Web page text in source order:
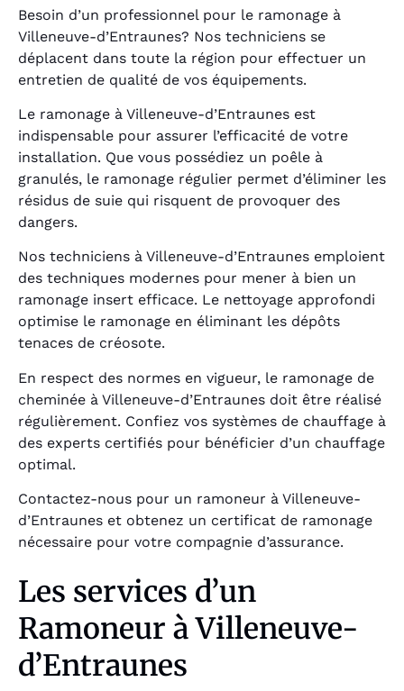
Besoin d’un professionnel pour le ramonage à
Villeneuve-d’Entraunes? Nos techniciens se
déplacent dans toute la région pour effectuer un
entretien de qualité de vos équipements.
Le ramonage à Villeneuve-d’Entraunes est
indispensable pour assurer l’efficacité de votre
installation. Que vous possédiez un poêle à
granulés, le ramonage régulier permet d’éliminer les
résidus de suie qui risquent de provoquer des
dangers.
Nos techniciens à Villeneuve-d’Entraunes emploient
des techniques modernes pour mener à bien un
ramonage insert efficace. Le nettoyage approfondi
optimise le ramonage en éliminant les dépôts
tenaces de créosote.
En respect des normes en vigueur, le ramonage de
cheminée à Villeneuve-d’Entraunes doit être réalisé
régulièrement. Confiez vos systèmes de chauffage à
des experts certifiés pour bénéficier d’un chauffage
optimal.
Contactez-nous pour un ramoneur à Villeneuve-
d’Entraunes et obtenez un certificat de ramonage
nécessaire pour votre compagnie d’assurance.
Les services d’un
Ramoneur à Villeneuve-
d’Entraunes